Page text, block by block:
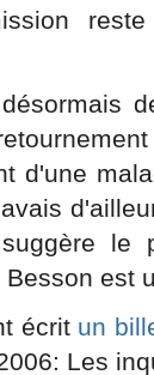
d'une
le
Besson est
écrit un
Les